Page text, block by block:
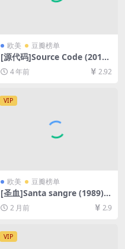
欧美 豆瓣榜单
[源代码]Source Code (2011)
[百度网盘+迅雷云盘资源1080
P超清未删减][MP4/6GB][中
英字幕]
4 年前 2.92
VIP
欧美 豆瓣榜单
[圣血]Santa sangre (1989)
[百度网盘+夸克网盘1080P超
清未删减资源][网盘在线播放/
下载][MP4/8GB][中文字幕]
2 月前 2.9
VIP